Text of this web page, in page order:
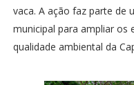
vaca. A ação faz parte de
municipal para ampliar os
qualidade ambiental da